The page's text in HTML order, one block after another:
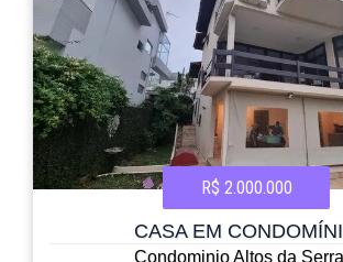
R$ 2.000.000
CASA EM
Condominio Altos da